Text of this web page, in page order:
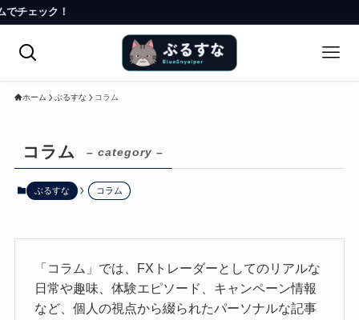
ク！
ホーム ぶるすな コラム
コラム – category –
ぶるすな コラム
「コラム」では、FXトレーダーとしてのリアルな
日常や趣味、体験エピソード、キャンペーン情報
など、個人の視点から綴られたパーソナルな記事